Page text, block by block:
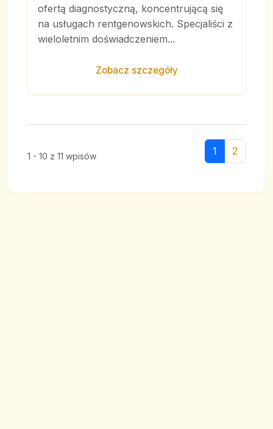
ofertą diagnostyczną, koncentrującą się
na usługach rentgenowskich. Specjaliści z
wieloletnim doświadczeniem...
Zobacz szczegóły
1 - 10 z 11 wpisów 1 2